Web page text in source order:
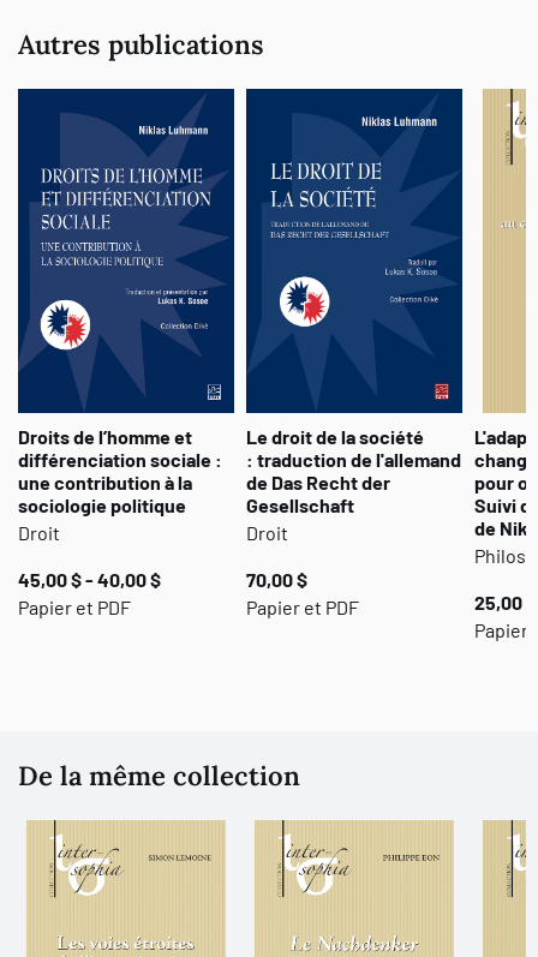
Autres publications
Droits de l’homme et
différenciation sociale :
une contribution à la
sociologie politique
Droit
45,00 $ - 40,00 $
Papier et PDF
Le droit de la société
: traduction de l'allemand
de Das Recht der
Gesellschaft
Droit
70,00 $
Papier et PDF
pour
Suivi
de
25,00 $
Papier
De la même collection